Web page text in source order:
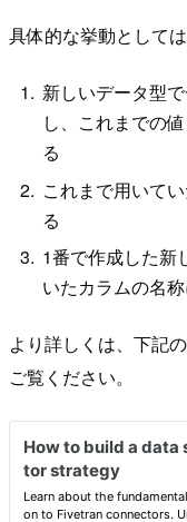
具体的な挙動として
新しいデータ型
し、これまでの
る
これまで用いて
る
1番で作成した新
いたカラムの名
より詳しくは、下記
ご覧ください。